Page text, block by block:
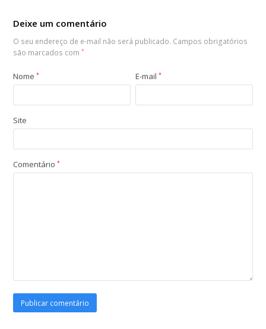
Deixe um comentário
O seu endereço de e-mail não será publicado. Campos obrigatórios
são marcados com*
Nome* E-mail*
Site
Comentário*